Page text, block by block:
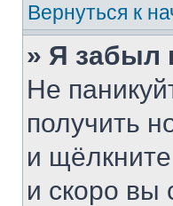
Вернуться к
» Я забыл
Не
получить
и
и скоро вы